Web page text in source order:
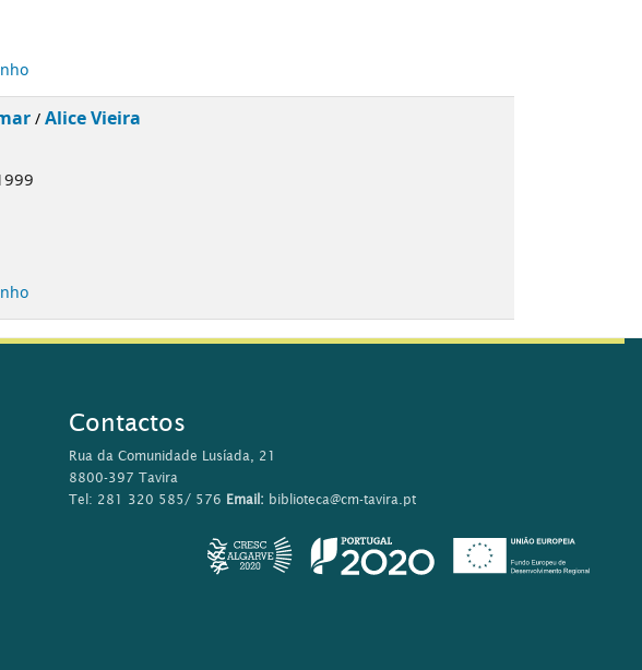
/Alice Vieira
Contactos
Rua da Comunidade Lusíada, 21
8800-397 Tavira
Tel: 281 320 585/ 576 Email: biblioteca@cm-tavira.pt